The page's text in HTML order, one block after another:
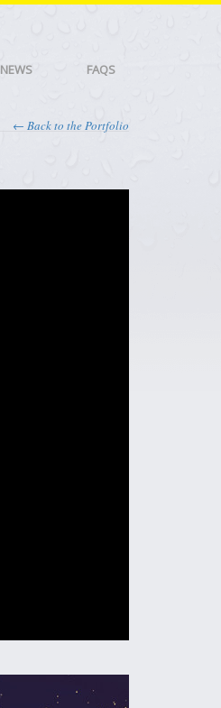
NEWS FAQS
← Back to the Portfolio